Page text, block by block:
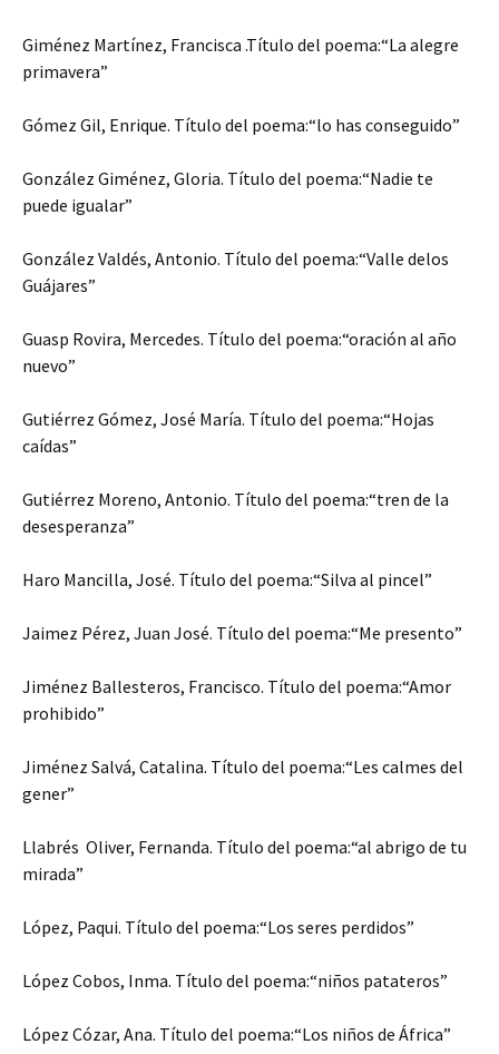
Giménez Martínez, Francisca .Título del poema:“La alegre
primavera”
Gómez Gil, Enrique. Título del poema:“lo has conseguido”
González Giménez, Gloria. Título del poema:“Nadie te
puede igualar”
González Valdés, Antonio. Título del poema:“Valle delos
Guájares”
Guasp Rovira, Mercedes. Título del poema:“oración al año
nuevo”
Gutiérrez Gómez, José María. Título del poema:“Hojas
caídas”
Gutiérrez Moreno, Antonio. Título del poema:“tren de la
desesperanza”
Haro Mancilla, José. Título del poema:“Silva al pincel”
Jaimez Pérez, Juan José. Título del poema:“Me presento”
Jiménez Ballesteros, Francisco. Título del poema:“Amor
prohibido”
Jiménez Salvá, Catalina. Título del poema:“Les calmes del
gener”
Llabrés Oliver, Fernanda. Título del poema:“al abrigo de tu
mirada”
López, Paqui. Título del poema:“Los seres perdidos”
López Cobos, Inma. Título del poema:“niños patateros”
López Cózar, Ana. Título del poema:“Los niños de África”